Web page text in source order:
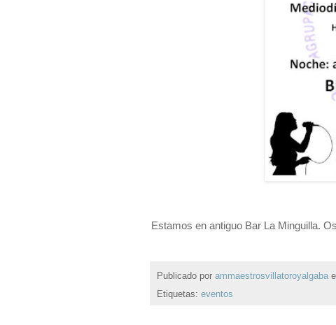
Estamos en antiguo Bar La Minguilla.
Publicado por ammaestrosvillatoroyalgaba
Etiquetas: eventos